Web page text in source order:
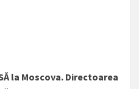
la Moscova. Directoarea